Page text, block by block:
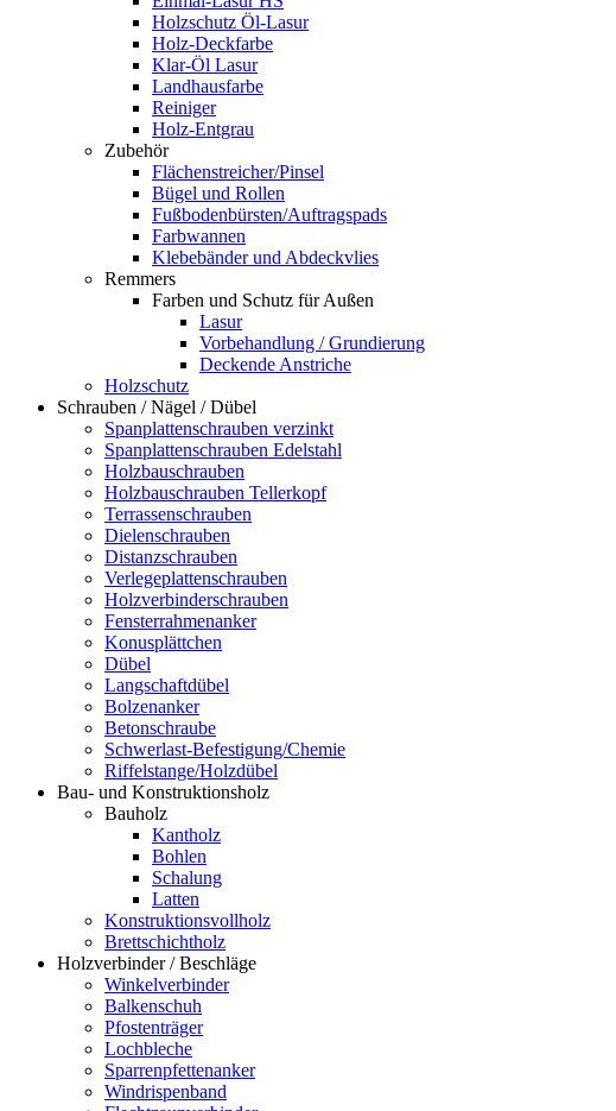
Holzschutz Öl-Lasur
Holz-Deckfarbe
Klar-Öl Lasur
Landhausfarbe
Reiniger
Holz-Entgrau
Zubehör
Flächenstreicher/Pinsel
Bügel und Rollen
Fußbodenbürsten/Auftragspads
Farbwannen
Klebebänder und Abdeckvlies
Remmers
Farben und Schutz für Außen
Lasur
Vorbehandlung / Grundierung
Deckende Anstriche
Holzschutz
Schrauben / Nägel / Dübel
Spanplattenschrauben verzinkt
Spanplattenschrauben Edelstahl
Holzbauschrauben
Holzbauschrauben Tellerkopf
Terrassenschrauben
Dielenschrauben
Distanzschrauben
Verlegeplattenschrauben
Holzverbinderschrauben
Fensterrahmenanker
Konusplättchen
Dübel
Langschaftdübel
Bolzenanker
Betonschraube
Schwerlast-Befestigung/Chemie
Riffelstange/Holzdübel
Bau- und Konstruktionsholz
Bauholz
Kantholz
Bohlen
Schalung
Latten
Konstruktionsvollholz
Brettschichtholz
Holzverbinder / Beschläge
Winkelverbinder
Balkenschuh
Pfostenträger
Lochbleche
Sparrenpfettenanker
Windrispenband